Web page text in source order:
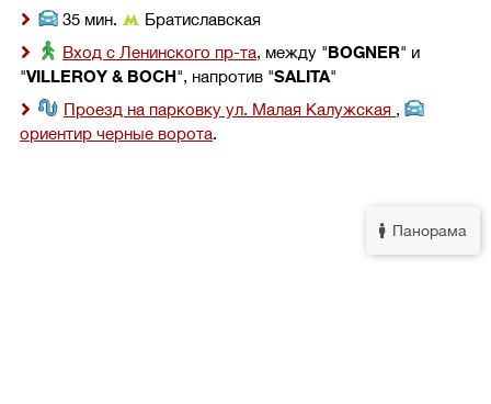
35 мин.
Братиславская
Вход с Ленинского пр-та, между "BOGNER" и
"VILLEROY & BOCH", напротив "SALITA"
Проезд на парковку ул. Малая Калужская ,
ориентир черные ворота.
Панорама